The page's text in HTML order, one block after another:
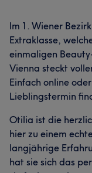
Im 1. Wiener
Extraklasse,
einmaligen
Vienna steckt
Einfach online
Lieblingstermin
Otilia ist die
hier zu einem
langjährige
hat sie sich das